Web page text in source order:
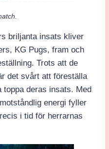
briljanta insats kliver
KG Pugs, fram och
Trots att de
det svårt att föreställa
deras insats. Med
energi fyller
i tid för herrarnas